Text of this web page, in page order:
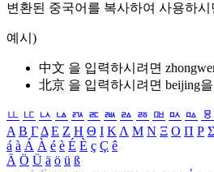
변환된 중국어를 복사하여 사용하시
예시)
中文 을 입력하시려면
北京 을 입력하시려면 beijing
ㅥ ㅦ ㅧ ㅨ ㅩ ㅪ ㅫ ㅬ ㅭ ㅮ ㅯ ㅰ ㅱ
Α Β ΓΔ Ε Ζ Η Θ Ι ΚΛ Μ Ν Ξ Ο Π Ρ Σ
á à Á À é è É È ç Ç ê
Ä Ö Ü ä ö ü ß